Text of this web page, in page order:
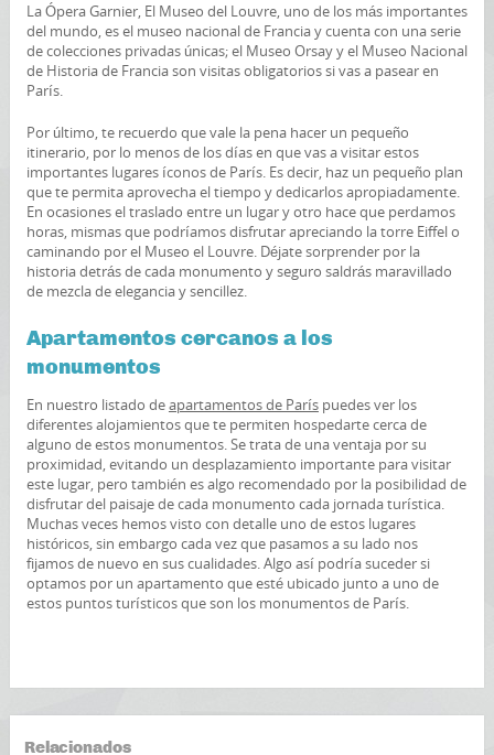
La Ópera Garnier, El Museo del Louvre, uno de los más importantes
del mundo, es el museo nacional de Francia y cuenta con una serie
de colecciones privadas únicas; el Museo Orsay y el Museo Nacional
de Historia de Francia son visitas obligatorios si vas a pasear en
París.
Por último, te recuerdo que vale la pena hacer un pequeño
itinerario, por lo menos de los días en que vas a visitar estos
importantes lugares íconos de París. Es decir, haz un pequeño plan
que te permita aprovecha el tiempo y dedicarlos apropiadamente.
En ocasiones el traslado entre un lugar y otro hace que perdamos
horas, mismas que podríamos disfrutar apreciando la torre Eiffel o
caminando por el Museo el Louvre. Déjate sorprender por la
historia detrás de cada monumento y seguro saldrás maravillado
de mezcla de elegancia y sencillez.
Apartamentos cercanos a los
monumentos
En nuestro listado deapartamentos de Paríspuedes ver los
diferentes alojamientos que te permiten hospedarte cerca de
alguno de estos monumentos. Se trata de una ventaja por su
proximidad, evitando un desplazamiento importante para visitar
este lugar, pero también es algo recomendado por la posibilidad de
disfrutar del paisaje de cada monumento cada jornada turística.
Muchas veces hemos visto con detalle uno de estos lugares
históricos, sin embargo cada vez que pasamos a su lado nos
fijamos de nuevo en sus cualidades. Algo así podría suceder si
optamos por un apartamento que esté ubicado junto a uno de
estos puntos turísticos que son los monumentos de París.
Relacionados